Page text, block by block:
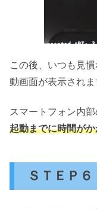
この後、いつも見
動画面が表示されま
スマートフォン内部
起動までに時間が
ＳＴＥＰ